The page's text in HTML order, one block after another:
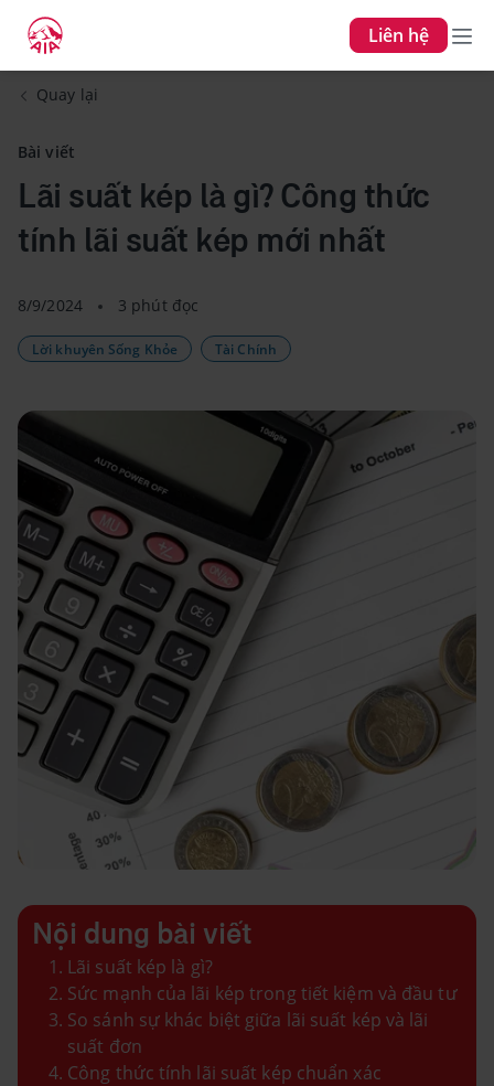
Liên hệ
Quay lại
Bài viết
Lãi suất kép là gì? Công thức
tính lãi suất kép mới nhất
8/9/2024 3 phút đọc
Lời khuyên Sống Khỏe Tài Chính
Nội dung bài viết
Lãi suất kép là gì?
Sức mạnh của lãi kép trong tiết kiệm và đầu tư
So sánh sự khác biệt giữa lãi suất kép và lãi
suất đơn
Công thức tính lãi suất kép chuẩn xác